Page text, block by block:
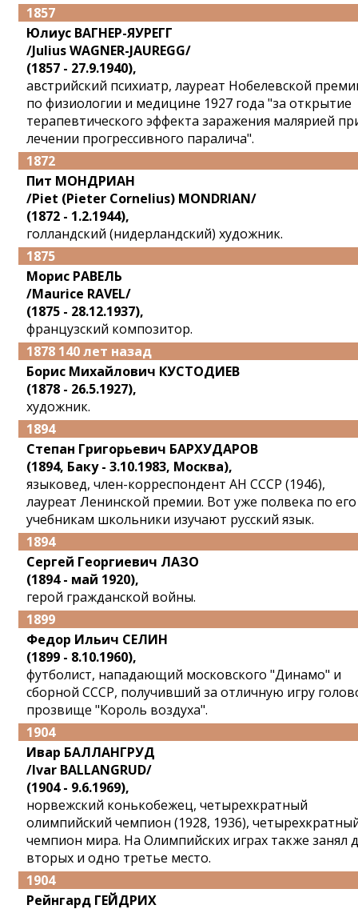
1857
Юлиус ВАГНЕР-ЯУРЕГГ
/Julius WAGNER-JAUREGG/
(1857 - 27.9.1940),
австрийский психиатр, лауреат Нобелевской
по физиологии и медицине 1927 года "за открытие
терапевтического эффекта заражения малярией
лечении прогрессивного паралича".
1872
Пит МОНДРИАН
/Piet (Pieter Cornelius) MONDRIAN/
(1872 - 1.2.1944),
голландский (нидерландский) художник.
1875
Морис РАВЕЛЬ
/Maurice RAVEL/
(1875 - 28.12.1937),
французский композитор.
1878 140 лет назад
Борис Михайлович КУСТОДИЕВ
(1878 - 26.5.1927),
художник.
1894
Степан Григорьевич БАРХУДАРОВ
(1894, Баку - 3.10.1983, Москва),
языковед, член-корреспондент АН СССР (1946),
лауреат Ленинской премии. Вот уже полвека по его
учебникам школьники изучают русский язык.
1894
Сергей Георгиевич ЛАЗО
(1894 - май 1920),
герой гражданской войны.
1899
Федор Ильич СЕЛИН
(1899 - 8.10.1960),
футболист, нападающий московского "Динамо" и
сборной СССР, получивший за отличную игру
прозвище "Король воздуха".
1904
Ивар БАЛЛАНГРУД
/Ivar BALLANGRUD/
(1904 - 9.6.1969),
норвежский конькобежец, четырехкратный
олимпийский чемпион (1928, 1936),
чемпион мира. На Олимпийских играх также занял
вторых и одно третье место.
1904
Рейнгард ГЕЙДРИХ